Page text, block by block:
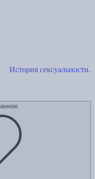
История сексуальности.